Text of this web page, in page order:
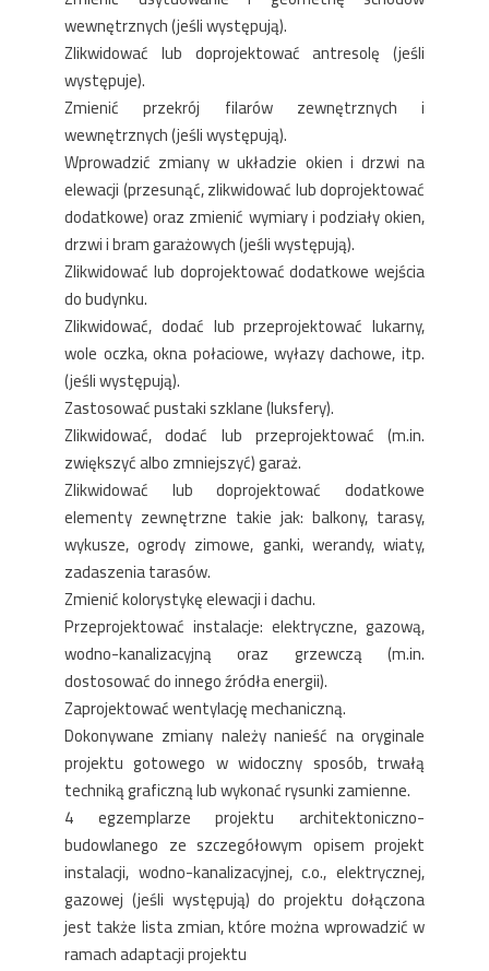
wewnętrznych (jeśli występują).
Zlikwidować lub doprojektować antresolę (jeśli
występuje).
Zmienić przekrój filarów zewnętrznych i
wewnętrznych (jeśli występują).
Wprowadzić zmiany w układzie okien i drzwi na
elewacji (przesunąć, zlikwidować lub doprojektować
dodatkowe) oraz zmienić wymiary i podziały okien,
drzwi i bram garażowych (jeśli występują).
Zlikwidować lub doprojektować dodatkowe wejścia
do budynku.
Zlikwidować, dodać lub przeprojektować lukarny,
wole oczka, okna połaciowe, wyłazy dachowe, itp.
(jeśli występują).
Zastosować pustaki szklane (luksfery).
Zlikwidować, dodać lub przeprojektować (m.in.
zwiększyć albo zmniejszyć) garaż.
Zlikwidować lub doprojektować dodatkowe
elementy zewnętrzne takie jak: balkony, tarasy,
wykusze, ogrody zimowe, ganki, werandy, wiaty,
zadaszenia tarasów.
Zmienić kolorystykę elewacji i dachu.
Przeprojektować instalacje: elektryczne, gazową,
wodno-kanalizacyjną oraz grzewczą (m.in.
dostosować do innego źródła energii).
Zaprojektować wentylację mechaniczną.
Dokonywane zmiany należy nanieść na oryginale
projektu gotowego w widoczny sposób, trwałą
techniką graficzną lub wykonać rysunki zamienne.
4 egzemplarze projektu architektoniczno-
budowlanego ze szczegółowym opisem projekt
instalacji, wodno-kanalizacyjnej, c.o., elektrycznej,
gazowej (jeśli występują) do projektu dołączona
jest także lista zmian, które można wprowadzić w
ramach adaptacji projektu